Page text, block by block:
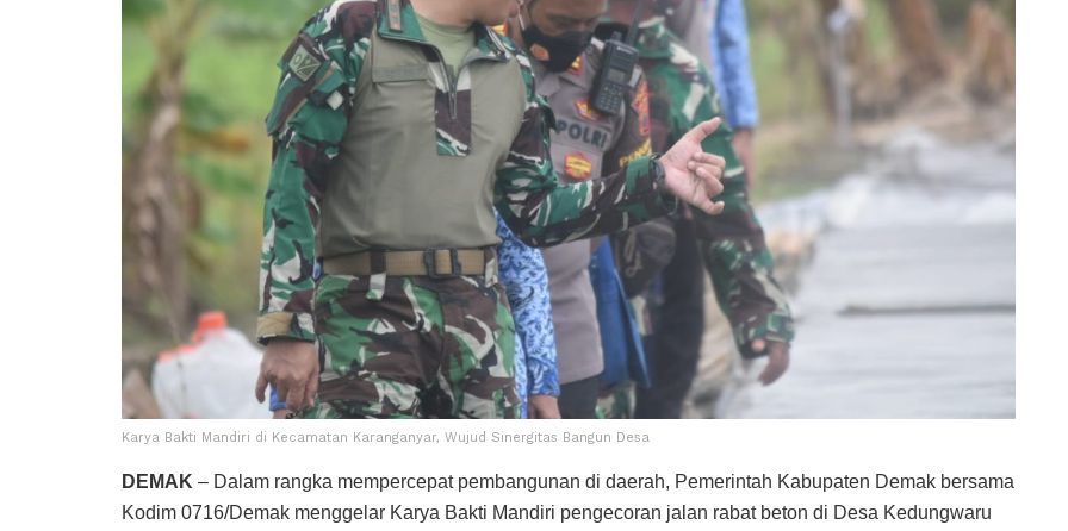
Karya Bakti Mandiri di Kecamatan Karanganyar, Wujud Sinergitas Bangun Desa
DEMAK – Dalam rangka mempercepat pembangunan di daerah, Pemerintah Kabupaten Demak bersama
Kodim 0716/Demak menggelar Karya Bakti Mandiri pengecoran jalan rabat beton di Desa Kedungwaru